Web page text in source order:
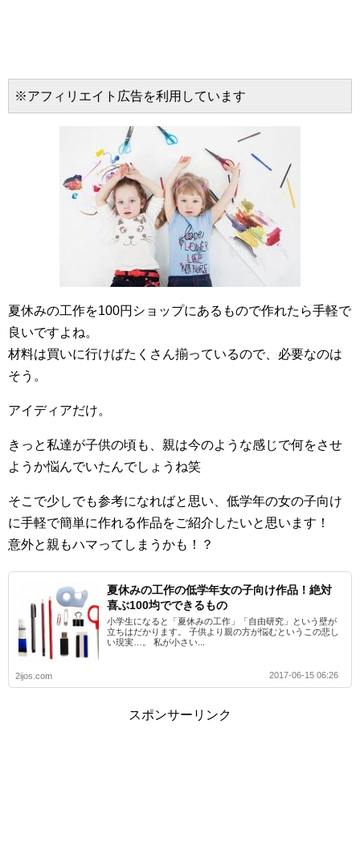
※アフィリエイト広告を利用しています
夏休みの工作を100円ショップにあるもので作れたら手軽で
良いですよね。
材料は買いに行けばたくさん揃っているので、必要なのは
そう。
アイディアだけ。
きっと私達が子供の頃も、親は今のような感じで何をさせ
ようか悩んでいたんでしょうね笑
そこで少しでも参考になればと思い、低学年の女の子向け
に手軽で簡単に作れる作品をご紹介したいと思います！
意外と親もハマってしまうかも！？
夏休みの工作の低学年女の子向け作品！絶対
喜ぶ100均でできるもの
小学生になると「夏休みの工作」「自由研究」という壁が
立ちはだかります。 子供より親の方が悩むというこの悲し
い現実…。 私が小さい...
2ijos.com 2017-06-15 06:26
スポンサーリンク